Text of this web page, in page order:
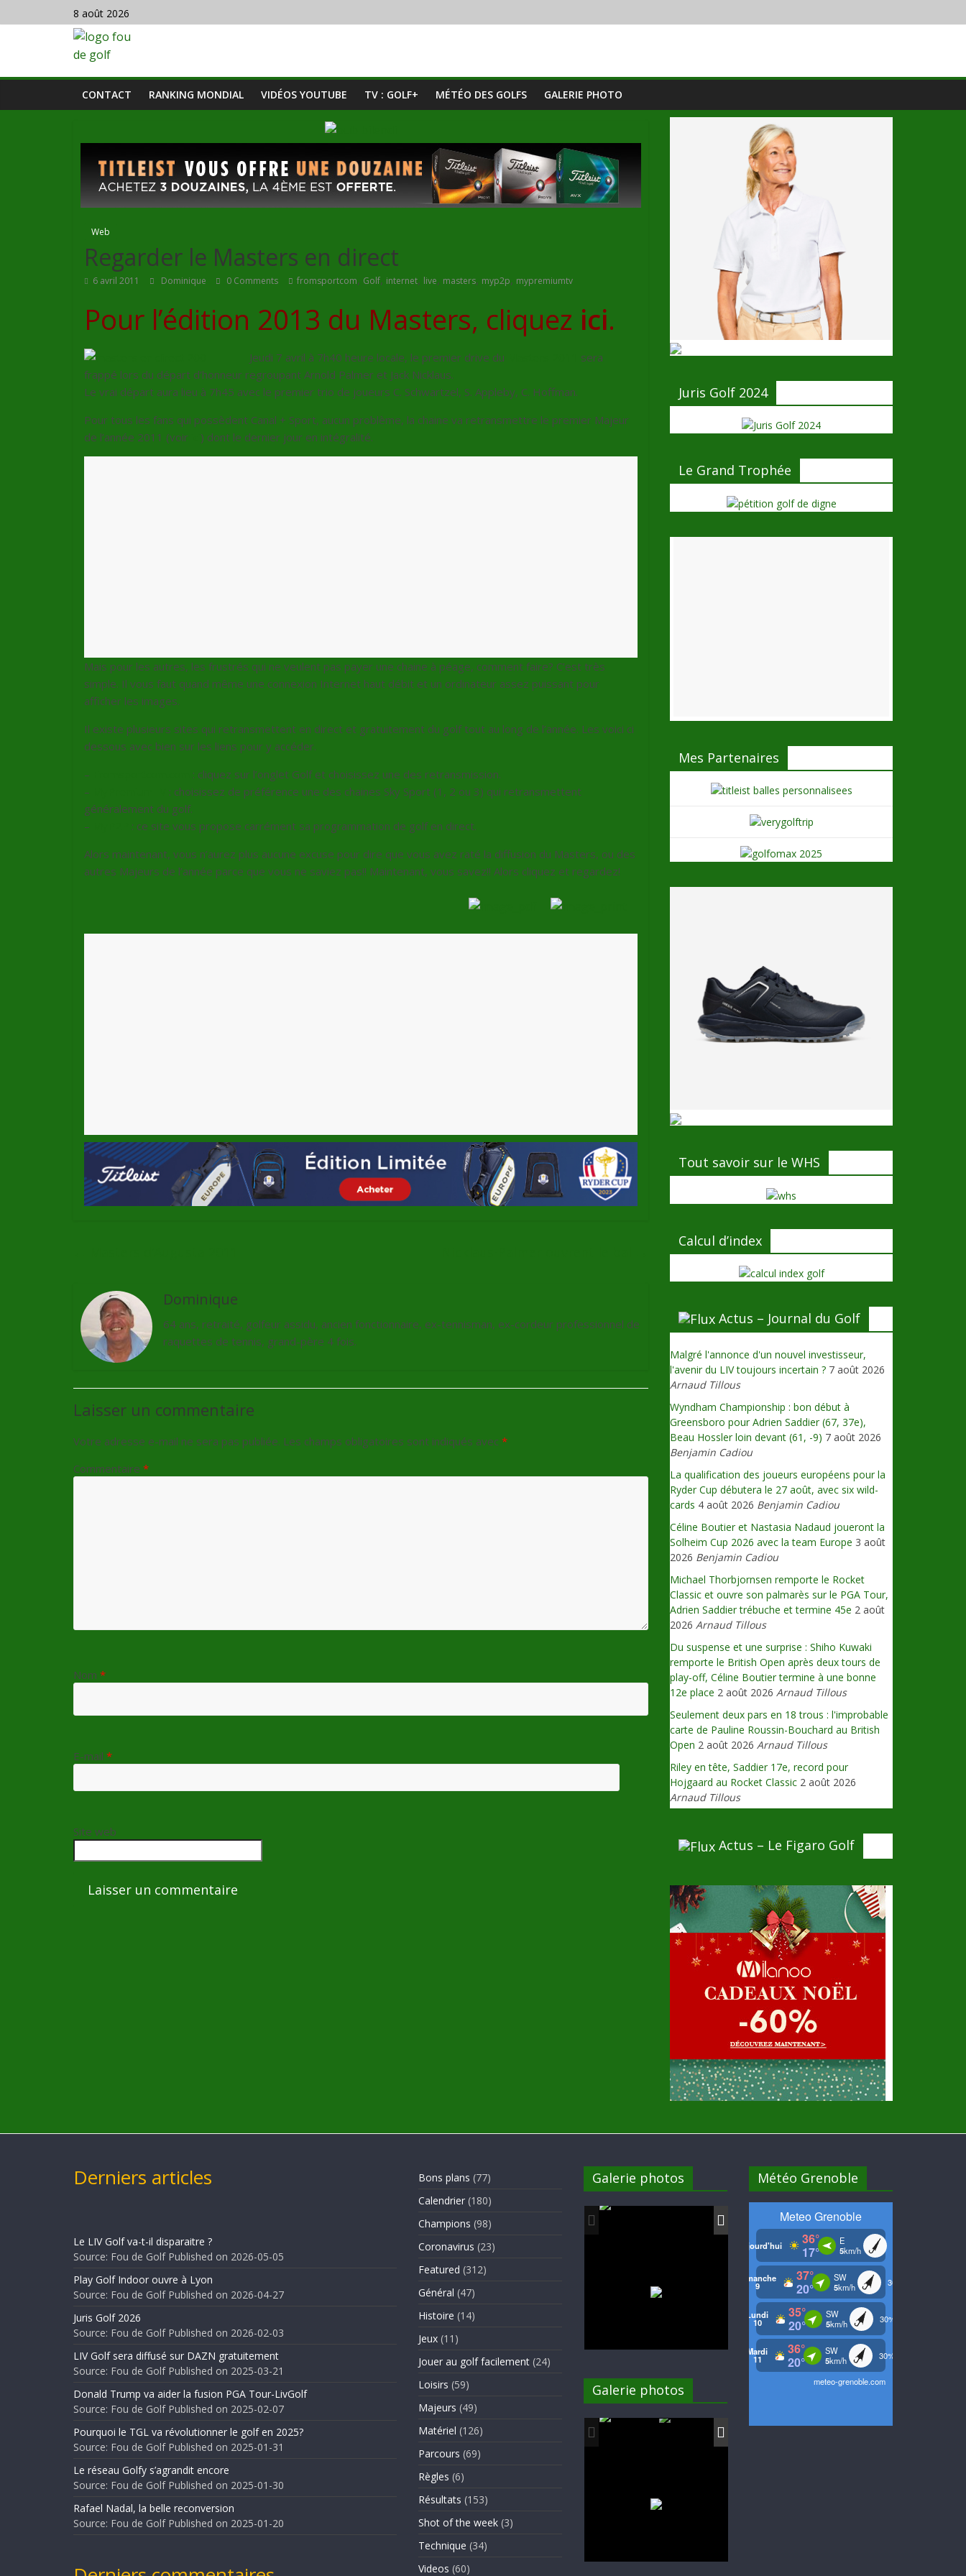
8 août 2026
CONTACT RANKING MONDIAL VIDÉOS YOUTUBE TV : GOLF+ MÉTÉO DES GOLFS GALERIE PHOTO
Web
Regarder le Masters en direct
6 avril 2011 Dominique 0 Comments fromsportcom, Golf, internet, live, masters, myp2p, mypremiumtv
Pour l’édition 2013 du Masters, cliquez ici.
Jeudi 7 avril à 7h40 heure locale, le premier drive du
sera
frappé lors du départ d’honneur regroupant Arnold Palmer et Jack Nicklaus.
Le vrai départ aura lieu à 7h45 avec le premier trio de joueurs C. Schwartzel, S. Appleby, C. Hoffman.
Pour tous les fans qui possèdent Canal + Sport, aucun problème, la chaine va retransmettre le premier Majeur
de l’année 2011 (voir
) dont le dernier jour en intégralité.
Mais pour les autres, les frustrés qui ne veulent pas payer une chaine à péage, comment faire? C’est très
simple. Il vous faut quand même une connexion Internet haut débit et un ordinateur assez puissant pour
afficher les images.
Il existe plusieurs sites qui retransmettent en direct et gratuitement du golf tout au long de l’année. Les voici ci
dessous avec bien sur les liens pour y accéder.
–
: cliquez sur l’onglet Golf et choisissez une des retransmission.
–
: choisissez de préférence une des chaines Sky Sport (1, 2 ou 3) qui retransmettent
généralement du golf.
–
: ce site vous propose carrément sa programmation de golf en direct.
Alors maintenant, vous n’aurez plus aucune excuse pour dire que vous avez raté la diffusion du Masters, ou des
autres Majeurs de l’année parce que vous ne saviez pas!! Maintenant, vous savez!! Alors cliquez et regardez!
Dominique
64 ans, retraité, golfeur assidu, ancien fonctionnaire, ex-tennisman, ex-cordeur professionnel de
raquettes de tennis, grand-père 4 fois.
Laisser un commentaire
Votre adresse e-mail ne sera pas publiée. Les champs obligatoires sont indiqués avec *
Commentaire *
Nom *
E-mail *
Site web
Juris Golf 2024
Le Grand Trophée
Mes Partenaires
Tout savoir sur le WHS
Calcul d’index
Actus – Journal du Golf
Malgré l'annonce d'un nouvel investisseur,
l'avenir du LIV toujours incertain ? 7 août 2026
Arnaud Tillous
Wyndham Championship : bon début à
Greensboro pour Adrien Saddier (67, 37e),
Beau Hossler loin devant (61, -9) 7 août 2026
Benjamin Cadiou
La qualification des joueurs européens pour la
Ryder Cup débutera le 27 août, avec six wild-
cards 4 août 2026 Benjamin Cadiou
Céline Boutier et Nastasia Nadaud joueront la
Solheim Cup 2026 avec la team Europe 3 août
2026 Benjamin Cadiou
Michael Thorbjornsen remporte le Rocket
Classic et ouvre son palmarès sur le PGA Tour,
Adrien Saddier trébuche et termine 45e 2 août
2026 Arnaud Tillous
Du suspense et une surprise : Shiho Kuwaki
remporte le British Open après deux tours de
play-off, Céline Boutier termine à une bonne
12e place 2 août 2026 Arnaud Tillous
Seulement deux pars en 18 trous : l'improbable
carte de Pauline Roussin-Bouchard au British
Open 2 août 2026 Arnaud Tillous
Riley en tête, Saddier 17e, record pour
Hojgaard au Rocket Classic 2 août 2026
Arnaud Tillous
Actus – Le Figaro Golf
Derniers articles
Le LIV Golf va-t-il disparaitre ?
Source: Fou de Golf Published on 2026-05-05
Play Golf Indoor ouvre à Lyon
Source: Fou de Golf Published on 2026-04-27
Juris Golf 2026
Source: Fou de Golf Published on 2026-02-03
LIV Golf sera diffusé sur DAZN gratuitement
Source: Fou de Golf Published on 2025-03-21
Donald Trump va aider la fusion PGA Tour-LivGolf
Source: Fou de Golf Published on 2025-02-07
Pourquoi le TGL va révolutionner le golf en 2025?
Source: Fou de Golf Published on 2025-01-31
Le réseau Golfy s’agrandit encore
Source: Fou de Golf Published on 2025-01-30
Rafael Nadal, la belle reconversion
Source: Fou de Golf Published on 2025-01-20
Bons plans (77)
Calendrier (180)
Champions (98)
Coronavirus (23)
Featured (312)
Général (47)
Histoire (14)
Jeux (11)
Jouer au golf facilement (24)
Loisirs (59)
Majeurs (49)
Matériel (126)
Parcours (69)
Règles (6)
Résultats (153)
Shot of the week (3)
Technique (34)
Videos (60)
Galerie photos
Galerie photos
Météo Grenoble